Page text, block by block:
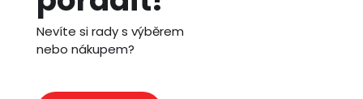
Nevíte si rady s výběrem
nebo nákupem?